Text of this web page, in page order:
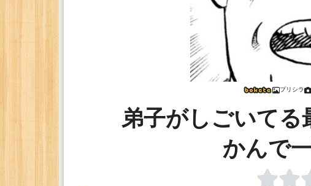
プリシラ
弟子がしごいてる
かんで一